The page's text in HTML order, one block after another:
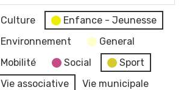
Culture
Enfance - Jeunesse
Environnement
General
Mobilité
Social
Sport
Vie associative
Vie municipale